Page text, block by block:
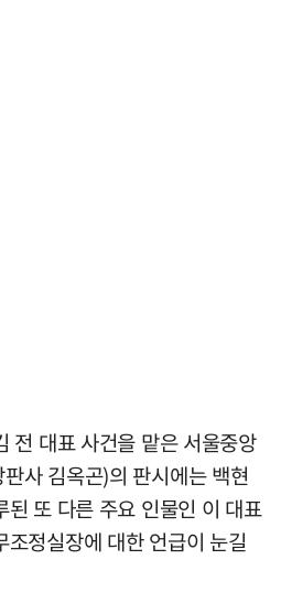
전 대표 사건을 맡은 서울중앙
사 김옥곤)의 판시에는 백현
된 또 다른 주요 인물인 이 대표
정실장에 대한 언급이 눈길